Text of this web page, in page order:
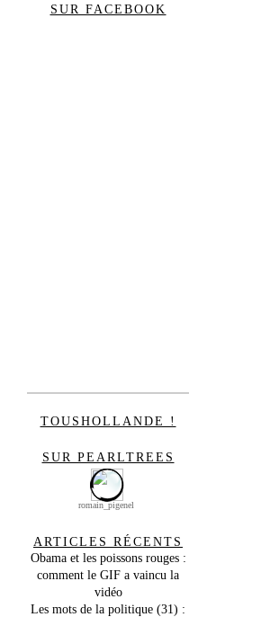
SUR FACEBOOK
TOUSHOLLANDE !
SUR PEARLTREES
romain_pigenel
ARTICLES RÉCENTS
Obama et les poissons rouges :
comment le GIF a vaincu la
vidéo
Les mots de la politique (31) :